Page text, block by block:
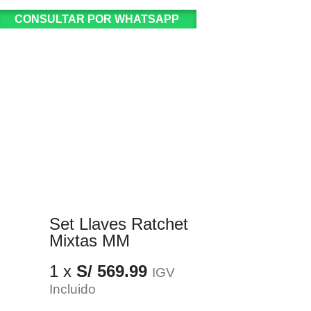
CONSULTAR POR WHATSAPP
Set Llaves Ratchet
Mixtas MM
1 x S/ 569.99 IGV
Incluido